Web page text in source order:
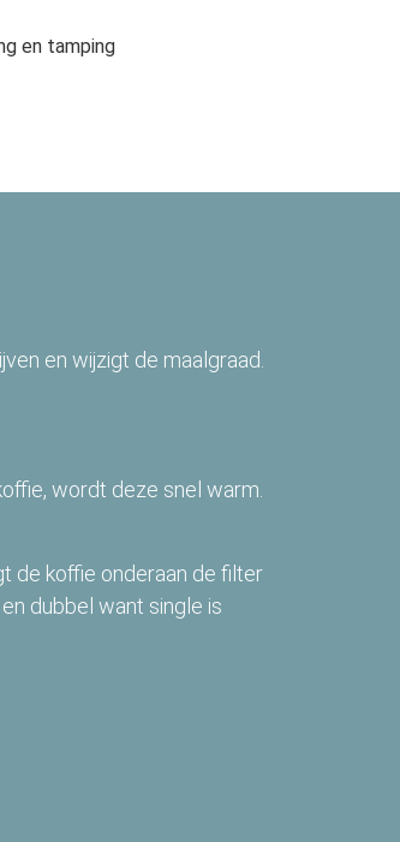
en tamping
en wijzigt de maalgraad.
wordt deze snel warm.
de koffie onderaan de filter
dubbel want single is